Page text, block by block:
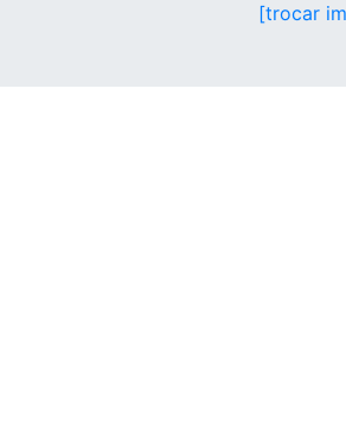
[trocar